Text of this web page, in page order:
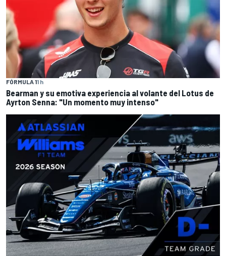
FÓRMULA 11 h
Bearman y su emotiva experiencia al volante del Lotus de
Ayrton Senna: "Un momento muy intenso"